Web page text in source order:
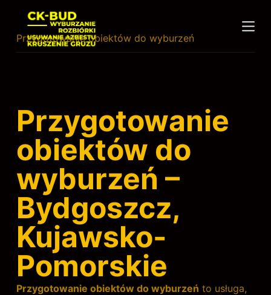
z
Przygotowanie obiektów do wyburzeń
Przygotowanie
obiektów do
wyburzeń –
Bydgoszcz,
Kujawsko-
Pomorskie
Przygotowanie obiektów do wyburzeń to usługa,